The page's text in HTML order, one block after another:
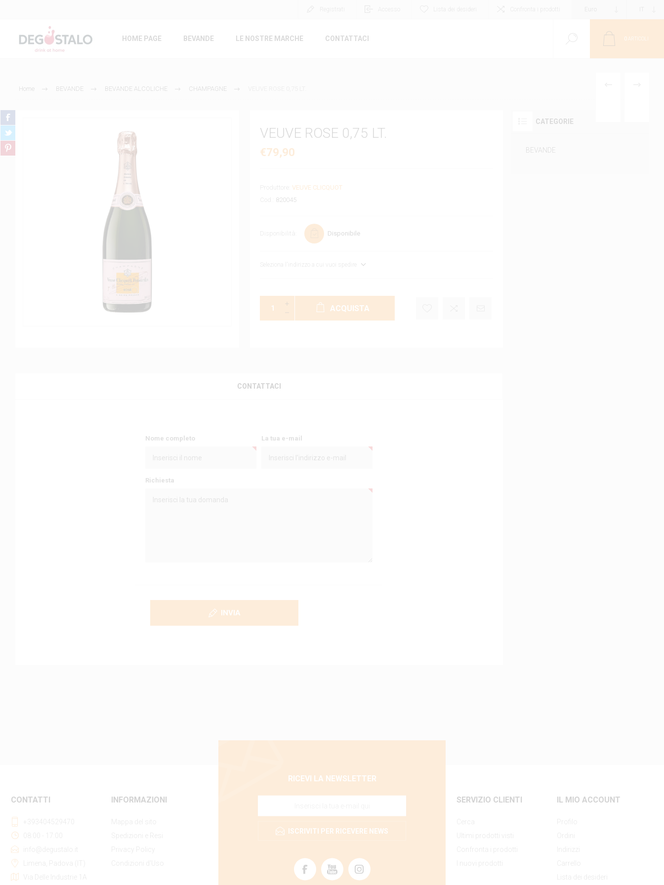
HOME PAGE BEVANDE LE NOSTRE MARCHE CONTATTACI 0 ARTICOLI
Home BEVANDE BEVANDE ALCOLICHE CHAMPAGNE PRODOTTO
VEUVE ROSE 0,75 LT.
€79,90
Produttore:
VEUVE CLICQUOT
820045
Disponibilità: Disponibile
Seleziona l'indirizzo a cui vuoi spedire
ACQUISTA
CONTATTACI
Nome completo La tua e-mail
Richiesta
INVIA
CATEGORIE
BEVANDE
RICEVI LA NEWSLETTER
ISCRIVITI PER RICEVERE NEWS
CONTATTI
+393404529470
08:00 - 17:00
info@degustalo.it
Limena, Padova (IT)
Via Delle Industrie 1A
INFORMAZIONI
Mappa del sito
Spedizioni e Resi
Privacy Policy
Condizioni d'Uso
SERVIZIO CLIENTI
Cerca
Ultimi prodotti visti
Confronta i prodotti
I nuovi prodotti
IL MIO ACCOUNT
Profilo
Ordini
Indirizzi
Carrello
Lista dei desideri